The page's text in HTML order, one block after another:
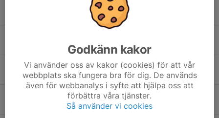
Jonathan Lindblom
Jonna Svensson
Godkänn kakor
Vi använder oss av kakor (cookies) för att vår
webbplats ska fungera bra för dig. De används
även för webbanalys i syfte att hjälpa oss att
förbättra våra tjänster.
Så använder vi cookies